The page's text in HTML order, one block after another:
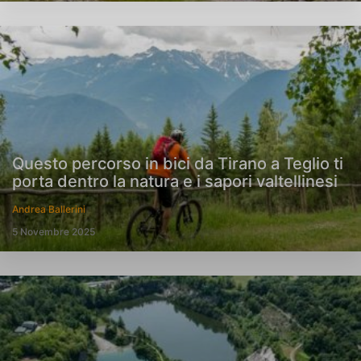
Questo percorso in bici da Tirano a Teglio ti
porta dentro la natura e i sapori valtellinesi
Andrea Ballerini
5 Novembre 2025